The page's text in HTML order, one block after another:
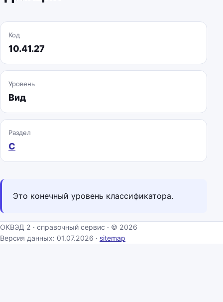
Код
10.41.27
Уровень
Вид
Раздел
C
Это конечный уровень классификатора.
ОКВЭД 2 · справочный сервис · © 2026
Версия данных: 01.07.2026 · sitemap